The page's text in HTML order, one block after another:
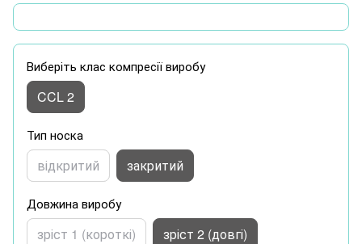
Виберіть клас компресії виробу
CCL 2
Тип носка
відкритий закритий
Довжина виробу
зріст 1 (короткі) зріст 2 (довгі)